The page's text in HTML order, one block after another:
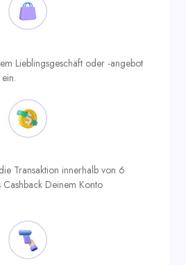
Lieblingsgeschäft oder -angebot
Transaktion innerhalb von 6
Deinem Konto